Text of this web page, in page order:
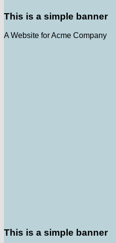
This is a simple banner
A Website for Acme Company
This is a simple banner